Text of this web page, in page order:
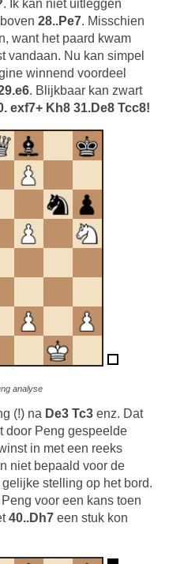
. Ik kan niet uitleggen
28..Pe7. Misschien
want het paard kwam
vandaan. Nu kan simpel
winnend voordeel
. Blijkbaar kan zwart
exf7+ Kh8 31.De8 Tcc8!
analyse
(!) na De3 Tc3 enz. Dat
door Peng gespeelde
in met een reeks
niet bepaald voor de
stelling op het bord.
voor een kans toen
40..Dh7 een stuk kon